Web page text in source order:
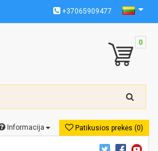
+37065909477
0
Patikusios prekės (0)
Informacija